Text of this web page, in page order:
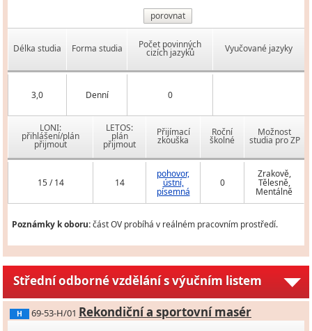
porovnat
Délka studia Forma studia Počet povinných
cizích jazyků Vyučované jazyky
3,0 Denní 0
LONI:
přihlášení/plán
přijmout
LETOS:
plán
přijmout
Přijímací
zkouška
Roční
školné
Možnost
studia pro ZP
15 / 14 14
pohovor,
ústní,
písemná
0
Zrakově,
Tělesně,
Mentálně
Poznámky k oboru:část OV probíhá v reálném pracovním prostředí.
Střední odborné vzdělání s výučním listem
H 69-53-H/01 Rekondiční a sportovní masér